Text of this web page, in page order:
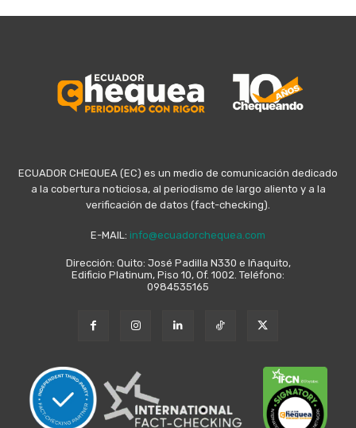
ECUADOR CHEQUEA (EC) es un medio de comunicación dedicado
a la cobertura noticiosa, al periodismo de largo aliento y a la
verificación de datos (fact-checking).
E-MAIL: info@ecuadorchequea.com
Dirección: Quito: José Padilla N330 e Iñaquito,
Edificio Platinum, Piso 10, Of. 1002. Teléfono:
0984535165